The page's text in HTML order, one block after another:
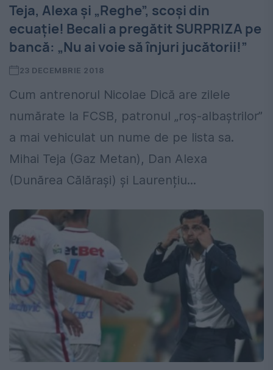
Teja, Alexa și „Reghe”, scoși din
ecuație! Becali a pregătit SURPRIZA pe
bancă: „Nu ai voie să înjuri jucătorii!”
23 DECEMBRIE 2018
Cum antrenorul Nicolae Dică are zilele
numărate la FCSB, patronul „roș-albaștrilor”
a mai vehiculat un nume de pe lista sa.
Mihai Teja (Gaz Metan), Dan Alexa
(Dunărea Călărași) și Laurențiu...